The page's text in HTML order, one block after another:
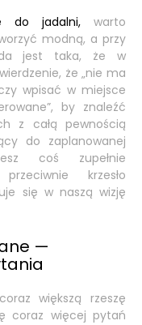
do jadalni, warto
modną, a przy
jest taka, że w
że „nie ma
wpisać w miejsce
by znaleźć
z całą pewnością
do zaplanowanej
coś zupełnie
krzesło
się w naszą wizję
—
większą rzeszę
coraz więcej pytań